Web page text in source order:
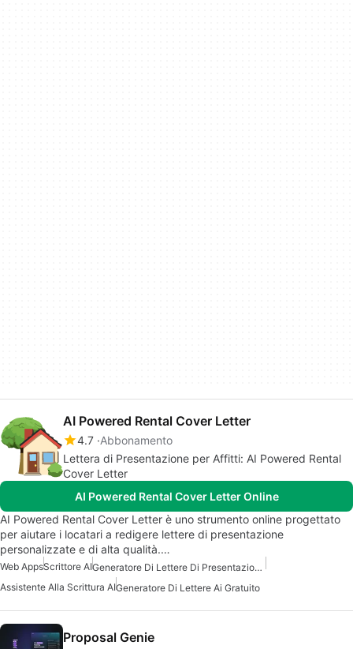
AI Powered Rental Cover Letter
4.7 Abbonamento
Lettera di Presentazione per Affitti: AI Powered Rental
Cover Letter
AI Powered Rental Cover Letter Online
AI Powered Rental Cover Letter è uno strumento online progettato
per aiutare i locatari a redigere lettere di presentazione
personalizzate e di alta qualità.…
Web AppsScrittore AI
Generatore Di Lettere Di Presentazione AI Gratuito
Assistente Alla Scrittura AIGeneratore Di Lettere Ai Gratuito
Proposal Genie